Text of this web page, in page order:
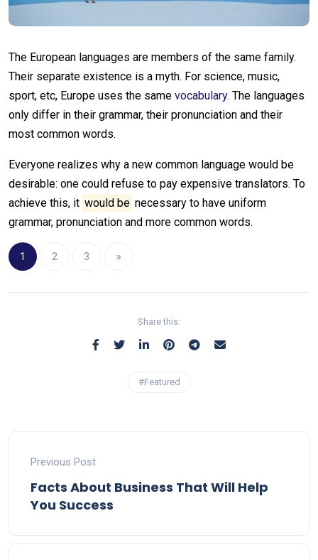
The European languages are members of the same family.
Their separate existence is a myth. For science, music,
sport, etc, Europe uses the same vocabulary. The languages
only differ in their grammar, their pronunciation and their
most common words.
Everyone realizes why a new common language would be
desirable: one could refuse to pay expensive translators. To
achieve this, it would be necessary to have uniform
grammar, pronunciation and more common words.
1 2 3 »
Share this:
#Featured
Previous Post
Facts About Business That Will Help
You Success